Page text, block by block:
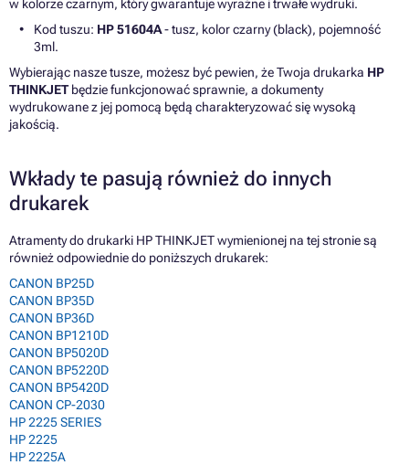
w kolorze czarnym, który gwarantuje wyraźne i trwałe wydruki.
Kod tuszu: HP 51604A- tusz, kolor czarny (black), pojemność
3ml.
Wybierając nasze tusze, możesz być pewien, że Twoja drukarka HP
THINKJETbędzie funkcjonować sprawnie, a dokumenty
wydrukowane z jej pomocą będą charakteryzować się wysoką
jakością.
Wkłady te pasują również do innych
drukarek
Atramenty do drukarki HP THINKJET wymienionej na tej stronie są
również odpowiednie do poniższych drukarek:
CANON BP25D
CANON BP35D
CANON BP36D
CANON BP1210D
CANON BP5020D
CANON BP5220D
CANON BP5420D
CANON CP-2030
HP 2225 SERIES
HP 2225
HP 2225A